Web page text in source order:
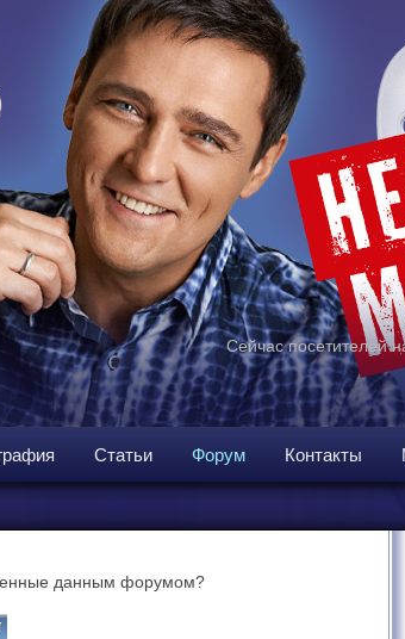
Сейчас посетителей
Статьи Форум Контакты
данным форумом?